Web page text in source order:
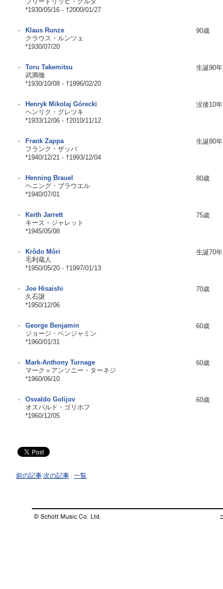
*1930/05/16 - †2000/01/27
・
Klaus Runze
クラウス・ルンツェ
*1930/07/20
90歳
・
Toru Takemitsu
武満徹
*1930/10/08 - †1996/02/20
生誕90年
・
Henryk Mikolaj Górecki
ヘンリク・グレツキ
*1933/12/06 - †2010/11/12
没後10年
・
Frank Zappa
フランク・ザッパ
*1940/12/21 - †1993/12/04
生誕80年
・
Henning Brauel
ヘニング・ブラウエル
*1940/07/01
80歳
・
Keith Jarrett
キース・ジャレット
*1945/05/08
75歳
・
Krôdo Môri
毛利蔵人
*1950/05/20 - †1997/01/13
生誕70年
・
Joe Hisaishi
久石譲
*1950/12/06
70歳
・
George Benjamin
ジョージ・ベンジャミン
*1960/01/31
60歳
・
Mark-Anthony Turnage
マーク＝アンソニー・ターネジ
*1960/06/10
60歳
・
Osvaldo Golijov
オスバルド・ゴリホフ
*1960/12/05
60歳
前の記事 次の記事 | 一覧